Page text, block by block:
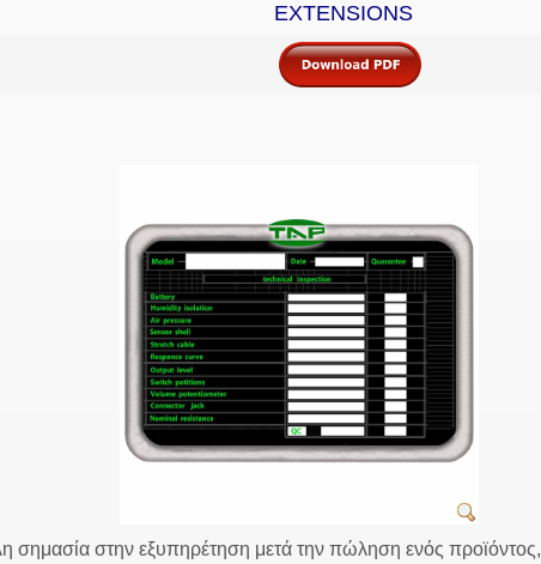
EXTENSIONS
σημασία στην εξυπηρέτηση μετά την πώληση ενός προϊόντος,